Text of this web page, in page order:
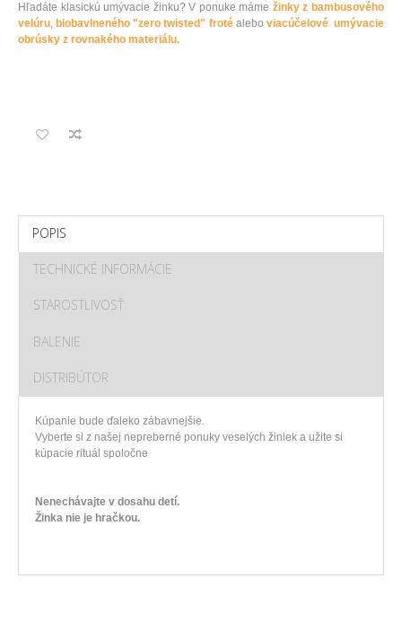
Hľadáte klasickú umývacie žinku? V ponuke máme žinky z bambusového
velúru, biobavlneného "zero twisted" frotéalebo viacúčelové umývacie
obrúsky z rovnakého materiálu.
POPIS
TECHNICKÉ INFORMÁCIE
STAROSTLIVOSŤ
BALENIE
DISTRIBÚTOR
Kúpanie bude ďaleko zábavnejšie.
Vyberte si z našej nepreberné ponuky veselých žiniek a užite si
kúpacie rituál spoločne
Nenechávajte v dosahu detí.
Žinka nie je hračkou.